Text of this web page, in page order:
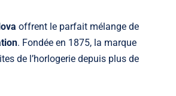
offrent le parfait mélange de
. Fondée en 1875, la marque
de l’horlogerie depuis plus de